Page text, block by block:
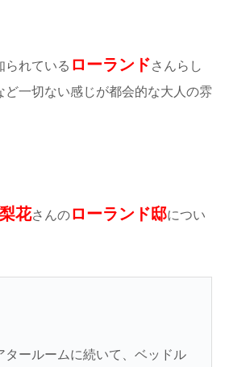
られている ローランドさんらし
ど一切ない感じが都会的な大人の雰
花さんのローランド邸につい
タールームに続いて、ベッドル